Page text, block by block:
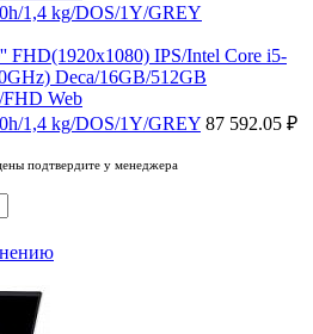
FHD(1920x1080) IPS/Intel Core i5-
Deca/16GB/512GB
FHD Web
1,4 kg/DOS/1Y/GREY 87 592.05 ₽
подтвердите у менеджера